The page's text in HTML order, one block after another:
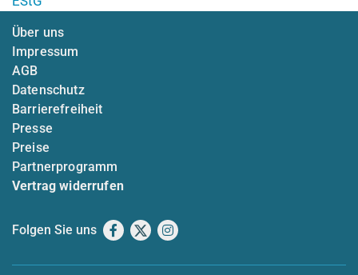
Über uns
Impressum
AGB
Datenschutz
Barrierefreiheit
Presse
Preise
Partnerprogramm
Vertrag widerrufen
Folgen Sie uns Facebook
X Instagram